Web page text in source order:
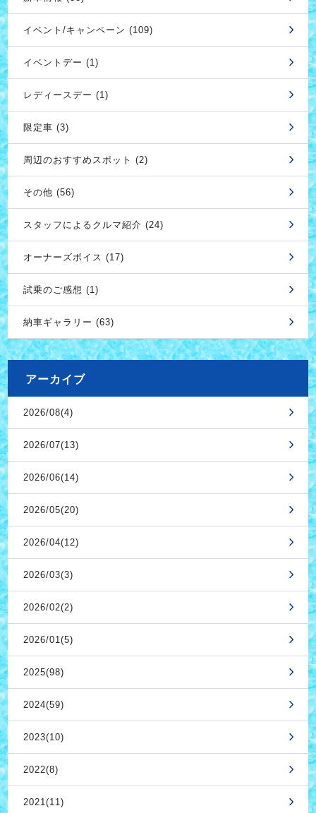
イベント/キャンペーン (109)
イベントデー (1)
レディースデー (1)
限定車 (3)
周辺のおすすめスポット (2)
その他 (56)
スタッフによるクルマ紹介 (24)
オーナーズボイス (17)
試乗のご感想 (1)
納車ギャラリー (63)
アーカイブ
2026/08(4)
2026/07(13)
2026/06(14)
2026/05(20)
2026/04(12)
2026/03(3)
2026/02(2)
2026/01(5)
2025(98)
2024(59)
2023(10)
2022(8)
2021(11)